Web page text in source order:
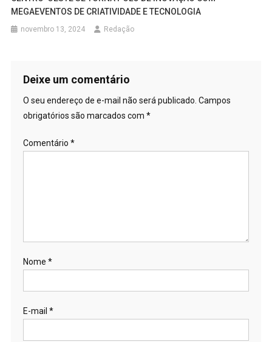
MEGAEVENTOS DE CRIATIVIDADE E TECNOLOGIA
novembro 13, 2024 Redação
Deixe um comentário
O seu endereço de e-mail não será publicado. Campos
obrigatórios são marcados com *
Comentário *
Nome *
E-mail *